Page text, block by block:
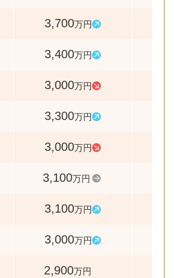
3,700万円
3,400万円
3,000万円
3,300万円
3,000万円
3,100万円
3,100万円
3,000万円
2,900万円